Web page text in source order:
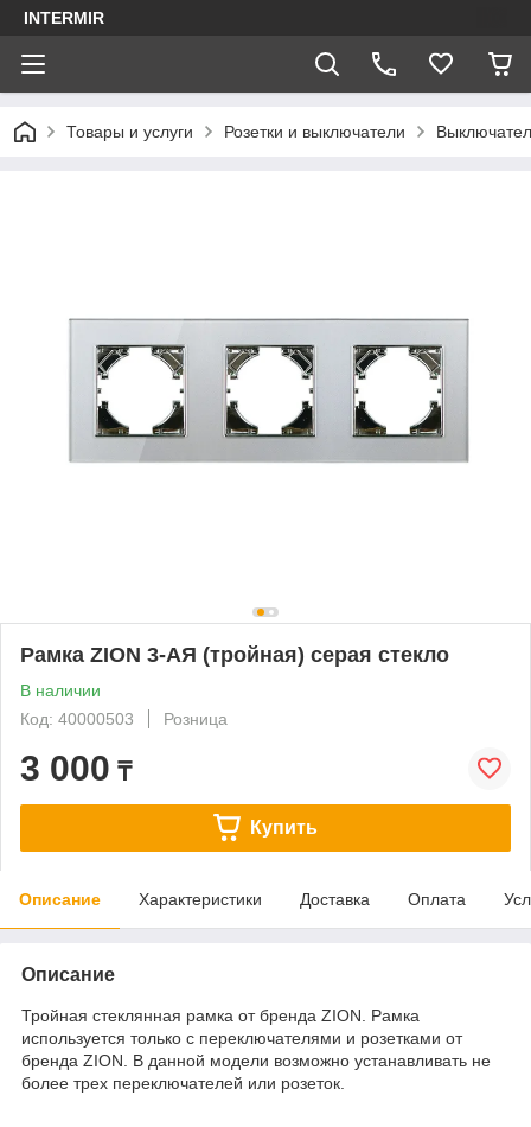
INTERMIR
Товары и услуги Розетки и выключатели
Рамка ZION 3-АЯ (тройная) серая стекло
В наличии
Код: 40000503
Розница
3 000 ₸
Купить
Описание Характеристики Доставка Оплата
Описание
Тройная стеклянная рамка от бренда ZION. Рамка
используется только с переключателями и розетками от
бренда ZION. В данной модели возможно устанавливать не
более трех переключателей или розеток.